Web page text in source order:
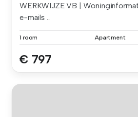
WERKWIJZE VB |
e-mails ...
1 room Apartment
€ 797